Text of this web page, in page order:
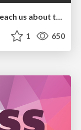
1 650